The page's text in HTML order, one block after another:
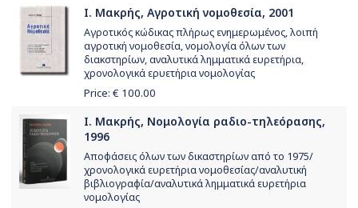
Ι. Μακρής, Αγροτική νομοθεσία, 2001
Αγροτικός κώδικας πλήρως ενημερωμένος, λοιπή
αγροτική νομοθεσία, νομολογία όλων των
διακστηρίων, αναλυτικά λημματικά ευρετήρια,
χρονολογικά ερυετήρια νομολογίας
Price: € 100.00
Ι. Μακρής, Νομολογία ραδιο-τηλεόρασης,
1996
Αποφάσεις όλων των δικαστηρίων από το 1975/
χρονολογικά ευρετήρια νομοθεσίας/αναλυτική
βιβλιογραφία/αναλυτικά λημματικά ευρετήρια
νομολογίας